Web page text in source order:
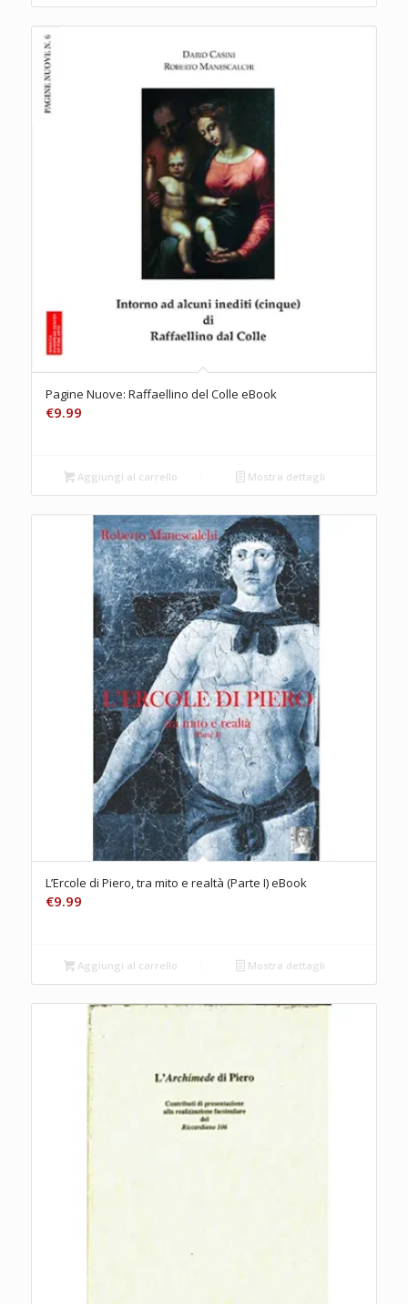
Pagine Nuove: Raffaellino del Colle eBook
€9.99
Aggiungi al carrello Mostra dettagli
L’Ercole di Piero, tra mito e realtà (Parte I) eBook
€9.99
Aggiungi al carrello Mostra dettagli